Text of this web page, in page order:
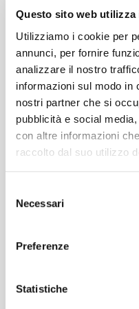
Questo sito web utilizza
Utilizziamo i cookie per
annunci, per fornire
analizzare il nostro
informazioni sul modo in
nostri partner che si
pubblicità e social
con altre informazioni
raccolto dal suo utilizzo
delNecessari
Preferenze
Statistiche
Rod Evans (voce),
Lord (tastiere),
Ian Paice
line-up", nel 1968
DEEP PURPLE. Un
Diamond. Nel 1969
TALIESYN e DEEP
casa discografica
Evans vengono